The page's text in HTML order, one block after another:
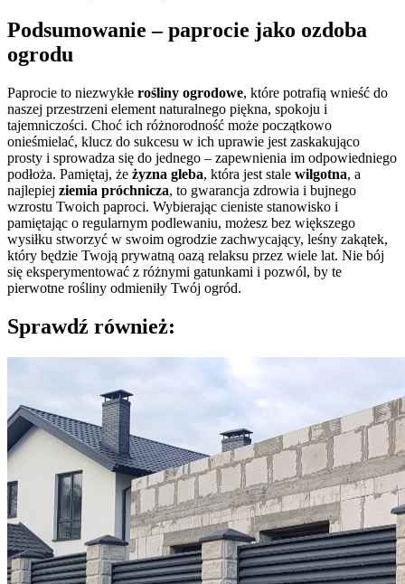
Podsumowanie – paprocie jako ozdoba
ogrodu
Paprocie to niezwykłe rośliny ogrodowe, które potrafią wnieść do
naszej przestrzeni element naturalnego piękna, spokoju i
tajemniczości. Choć ich różnorodność może początkowo
onieśmielać, klucz do sukcesu w ich uprawie jest zaskakująco
prosty i sprowadza się do jednego – zapewnienia im odpowiedniego
podłoża. Pamiętaj, że żyzna gleba, która jest stale wilgotna, a
najlepiej ziemia próchnicza, to gwarancja zdrowia i bujnego
wzrostu Twoich paproci. Wybierając cieniste stanowisko i
pamiętając o regularnym podlewaniu, możesz bez większego
wysiłku stworzyć w swoim ogrodzie zachwycający, leśny zakątek,
który będzie Twoją prywatną oazą relaksu przez wiele lat. Nie bój
się eksperymentować z różnymi gatunkami i pozwól, by te
pierwotne rośliny odmieniły Twój ogród.
Sprawdź również: